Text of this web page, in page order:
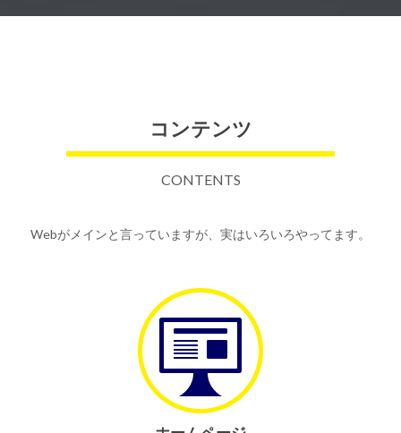
コンテンツ
CONTENTS
Webがメインと言っていますが、実はいろいろやってます。